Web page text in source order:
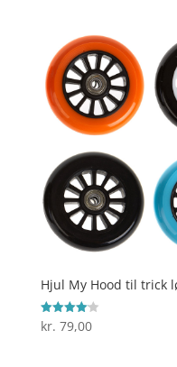
Hjul My Hood til trick
Vurderet
4.1
kr. 79,00